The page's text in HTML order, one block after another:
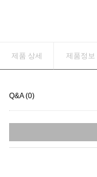
제품 상세 제품정보
Q&A (0)